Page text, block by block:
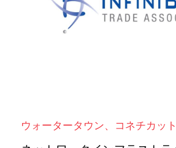
ウォータータウン、コネチカッ